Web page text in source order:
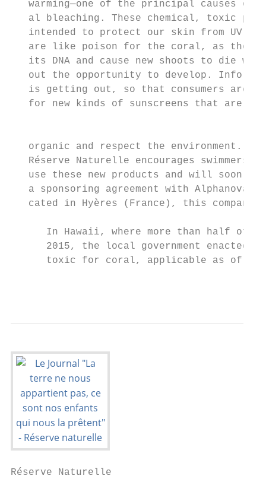
warming—one of the principal causes of
al bleaching. These chemical, toxic
intended to protect our skin from UV
are like poison for the coral, as they
its DNA and cause new shoots to die
out the opportunity to develop.
is getting out, so that consumers are
for new kinds of sunscreens that are
organic and respect the environment.
Réserve Naturelle encourages swimmers
use these new products and will soon
a sponsoring agreement with Alphanova.
cated in Hyères (France), this company
In Hawaii, where more than half of
2015, the local government enacted
toxic for coral, applicable as of
Réserve Naturelle